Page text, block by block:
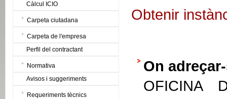
Càlcul ICIO
Carpeta ciutadana
Carpeta de l'empresa
Perfil del contractant
Normativa
Avisos i suggeriments
Requeriments tècnics
Obtenir
On
OFICINA